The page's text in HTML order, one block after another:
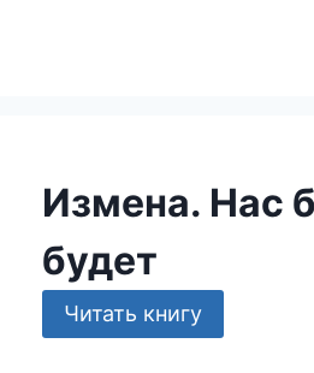
Измена. Нас
будет
Читать книгу